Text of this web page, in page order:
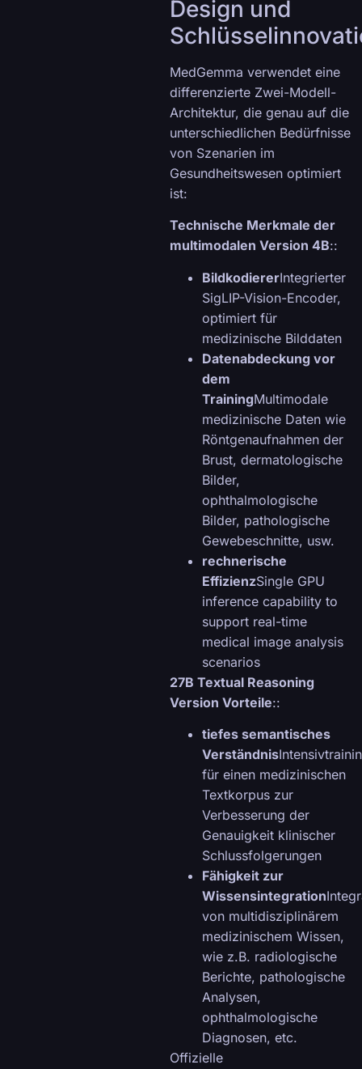
Design und
MedGemma verwendet eine
differenzierte Zwei-Modell-
Architektur, die genau auf die
unterschiedlichen Bedürfnisse
von Szenarien im
Gesundheitswesen optimiert
ist:
Technische Merkmale der
multimodalen Version 4B::
BildkodiererIntegrierter
SigLIP-Vision-Encoder,
optimiert für
medizinische Bilddaten
Datenabdeckung vor
dem
TrainingMultimodale
medizinische Daten wie
Röntgenaufnahmen der
Brust, dermatologische
Bilder,
ophthalmologische
Bilder, pathologische
Gewebeschnitte, usw.
rechnerische
EffizienzSingle GPU
inference capability to
support real-time
medical image analysis
scenarios
27B Textual Reasoning
Version Vorteile::
tiefes semantisches
Verständnis
für einen medizinischen
Textkorpus zur
Verbesserung der
Genauigkeit klinischer
Schlussfolgerungen
Fähigkeit zur
Wissensintegration
von multidisziplinärem
medizinischem Wissen,
wie z.B. radiologische
Berichte, pathologische
Analysen,
ophthalmologische
Diagnosen, etc.
Offizielle